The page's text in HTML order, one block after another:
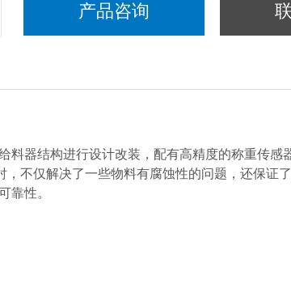
产品咨询
料器结构进行设计改装，配有高精度的称重传感
不仅解决了一些物料有腐蚀性的问题，还保证
靠性。